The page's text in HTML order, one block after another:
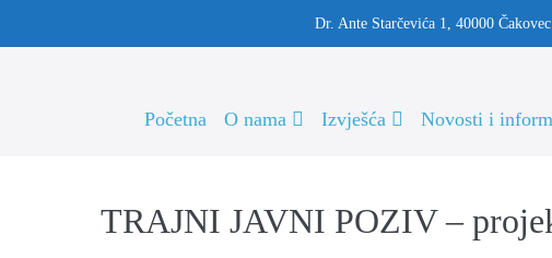
Dr. Ante Starčevića 1, 40000
Početna O nama Izvješća Novosti i
TRAJNI JAVNI POZIV –